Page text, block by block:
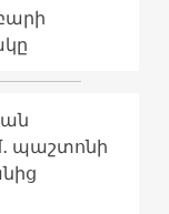
պաշտոնի